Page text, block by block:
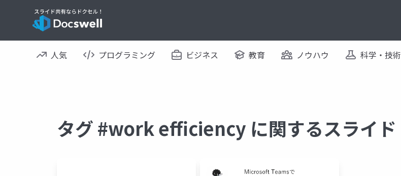
人気 プログラミング ビジネス 教育 ノウハウ 科学・技術
タグ #work efficiency に関するスライド